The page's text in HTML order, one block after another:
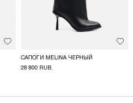
Добавить в избранное
САПОГИ MELINA ЧЕРНЫЙ
28 800 RUB.